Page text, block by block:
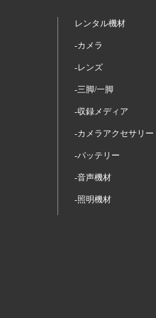
レンタル機材
-カメラ
-レンズ
-三脚/一脚
-収録メディア
-カメラアクセサリー
-バッテリー
-音声機材
-照明機材